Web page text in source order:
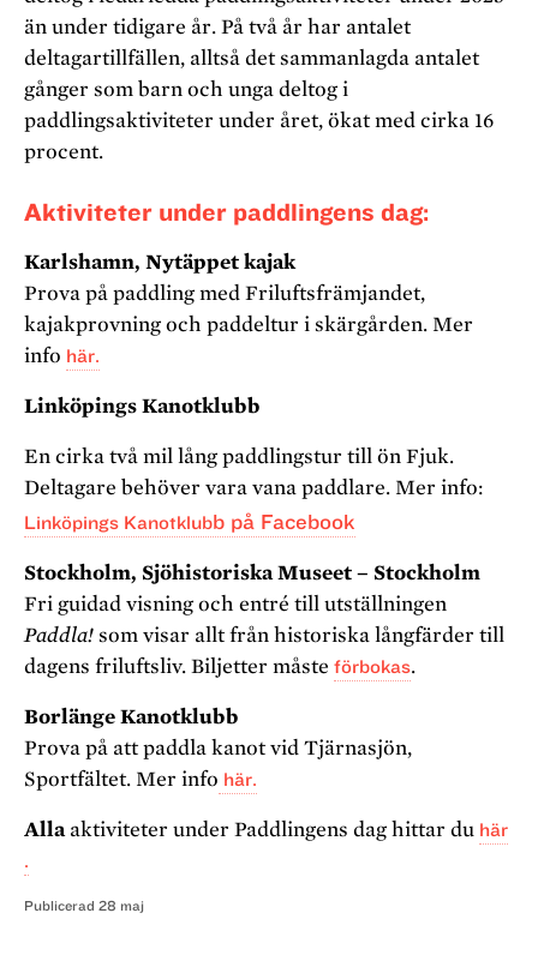
än under tidigare år. På två år har antalet
deltagartillfällen, alltså det sammanlagda antalet
gånger som barn och unga deltog i
paddlingsaktiviteter under året, ökat med cirka 16
procent.
Aktiviteter under paddlingens dag:
Karlshamn, Nytäppet kajak
Prova på paddling med Friluftsfrämjandet,
kajakprovning och paddeltur i skärgården. Mer
info här.
Linköpings Kanotklubb
En cirka två mil lång paddlingstur till ön Fjuk.
Deltagare behöver vara vana paddlare. Mer info:
Linköpings Kanotklubb på Facebook
Stockholm, Sjöhistoriska Museet – Stockholm
Fri guidad visning och entré till utställningen
Paddla! som visar allt från historiska långfärder till
dagens friluftsliv. Biljetter måste förbokas.
Borlänge Kanotklubb
Prova på att paddla kanot vid Tjärnasjön,
Sportfältet. Mer info här.
Allaaktiviteter under Paddlingens dag hittar du här
.
Publicerad 28 maj